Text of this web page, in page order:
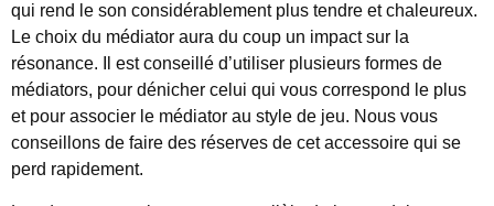
qui rend le son considérablement plus tendre et chaleureux.
Le choix du médiator aura du coup un impact sur la
résonance. Il est conseillé d’utiliser plusieurs formes de
médiators, pour dénicher celui qui vous correspond le plus
et pour associer le médiator au style de jeu. Nous vous
conseillons de faire des réserves de cet accessoire qui se
perd rapidement.